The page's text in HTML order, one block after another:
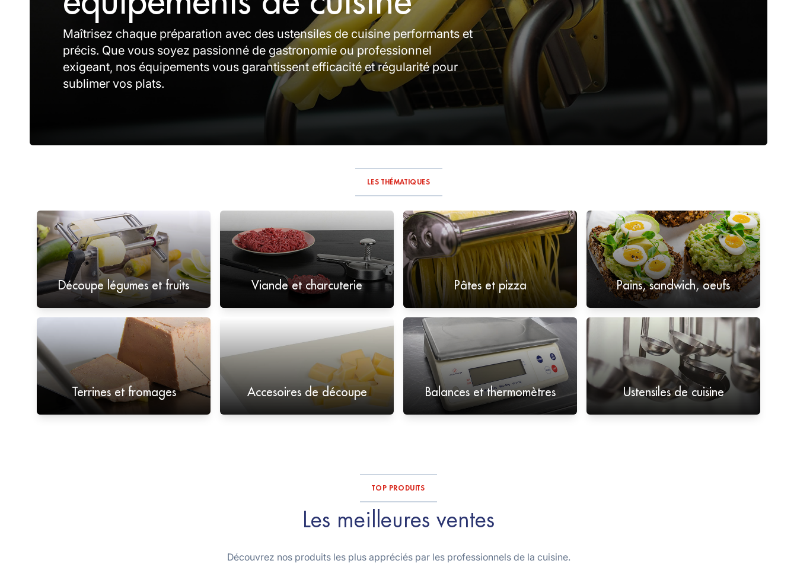
Maîtrisez chaque préparation avec des ustensiles de cuisine performants et
précis. Que vous soyez passionné de gastronomie ou professionnel
exigeant, nos équipements vous garantissent efficacité et régularité pour
sublimer vos plats.
LES THÉMATIQUES
Découpe légumes et fruits Viande et charcuterie Pâtes et pizza Pains, sandwich, oeufs
Terrines et fromages Accesoires de découpe Balances et thermomètres Ustensiles de cuisine
TOP PRODUITS
Les meilleures ventes
Découvrez nos produits les plus appréciés par les professionnels de la cuisine.